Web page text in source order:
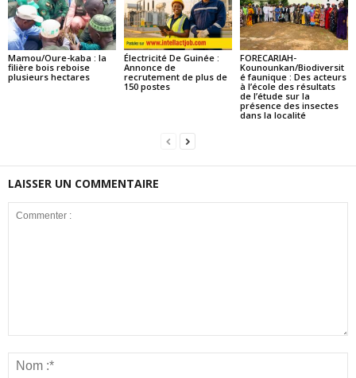
Mamou/Oure-kaba : la
filière bois reboise
plusieurs hectares
Électricité De Guinée :
Annonce de
recrutement de plus de
150 postes
FORECARIAH-
Kounounkan/Biodiversit
é faunique : Des acteurs
à l’école des résultats
de l’étude sur la
présence des insectes
dans la localité
LAISSER UN COMMENTAIRE